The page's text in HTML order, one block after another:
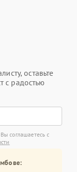
оставьте
с радостью
соглашаетесь с